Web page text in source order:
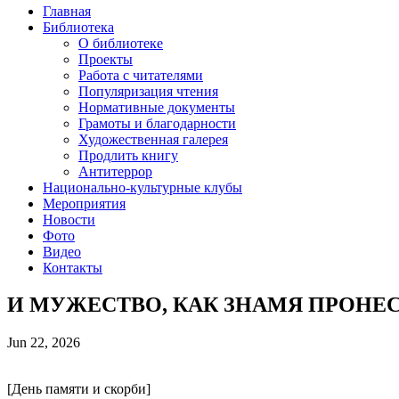
Главная
Библиотека
О библиотеке
Проекты
Работа с читателями
Популяризация чтения
Нормативные документы
Грамоты и благодарности
Художественная галерея
Продлить книгу
Антитеррор
Национально-культурные клубы
Мероприятия
Новости
Фото
Видео
Контакты
И МУЖЕСТВО, КАК ЗНАМЯ
Jun 22, 2026
[День памяти и скорби]